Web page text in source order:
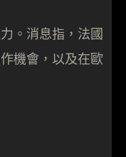
。消息指，法國
機會，以及在歐